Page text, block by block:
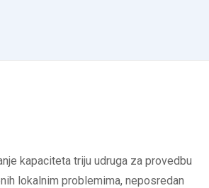
kapaciteta triju udruga za provedbu
lokalnim problemima, neposredan